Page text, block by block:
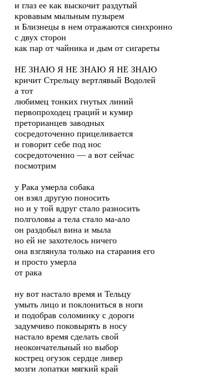
и глаз ее как выскочит раздутый
кровавым мыльным пузырем
и Близнецы в нем отражаются синхронно
с двух сторон
как пар от чайника и дым от сигареты
НЕ ЗНАЮ Я НЕ ЗНАЮ Я НЕ ЗНАЮ
кричит Стрельцу вертлявый Водолей
а тот
любимец тонких гнутых линий
первопроходец граций и кумир
преторианцев заводных
сосредоточенно прицеливается
и говорит себе под нос
сосредоточенно — а вот сейчас
посмотрим
у Рака умерла собака
он взял другую поносить
но и у той вдруг стало разносить
полголовы а тела стало ма-ало
он раздобыл вина и мыла
но ей не захотелось ничего
она взглянула только на старания его
и просто умерла
от рака
ну вот настало время и Тельцу
умыть лицо и поклониться в ноги
и подобрав соломинку с дороги
задумчиво поковырять в носу
настало время сделать свой
неокончательный но выбор
кострец огузок сердце ливер
мозги лопатки мягкий край